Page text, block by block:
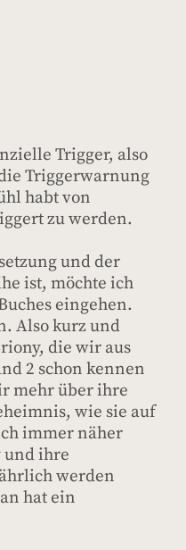
Trigger, also
Triggerwarnung
habt von
zu werden.
und der
ist, möchte ich
eingehen.
Also kurz und
die wir aus
2 schon kennen
mehr über ihre
wie sie auf
immer näher
und ihre
werden
hat ein